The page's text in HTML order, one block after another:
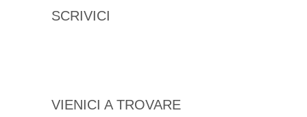
SCRIVICI
VIENICI A TROVARE